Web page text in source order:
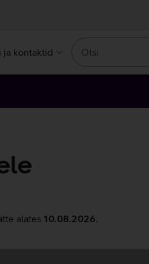
ja kontaktid
alates 10.08.2026